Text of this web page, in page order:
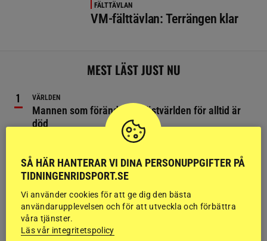
FÄLTTÄVLAN
VM-fälttävlan: Terrängen klar
MEST LÄST JUST NU
VÄRLDEN
Mannen som förändrade hästvärlden för alltid är
död
Hingst som satt djupa avtryck i hoppaveln är död
DRESSYR
Ellen Hedbys skadad i ridolycka på tävling
HOPPNING
SÅ HÄR HANTERAR VI DINA PERSONUPPGIFTER PÅ
TIDNINGENRIDSPORT.SE
Vi använder cookies för att ge dig den bästa
användarupplevelsen och för att utveckla och förbättra
våra tjänster.
Läs vår integritetspolicy